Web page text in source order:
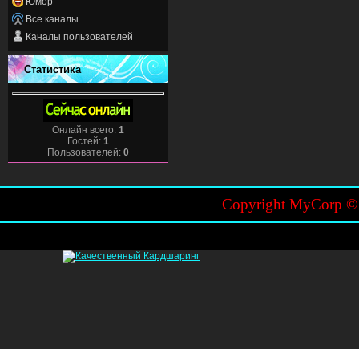
Все каналы
Каналы пользователей
Статистика
Онлайн всего: 1
Гостей: 1
Пользователей: 0
Copyright MyCorp